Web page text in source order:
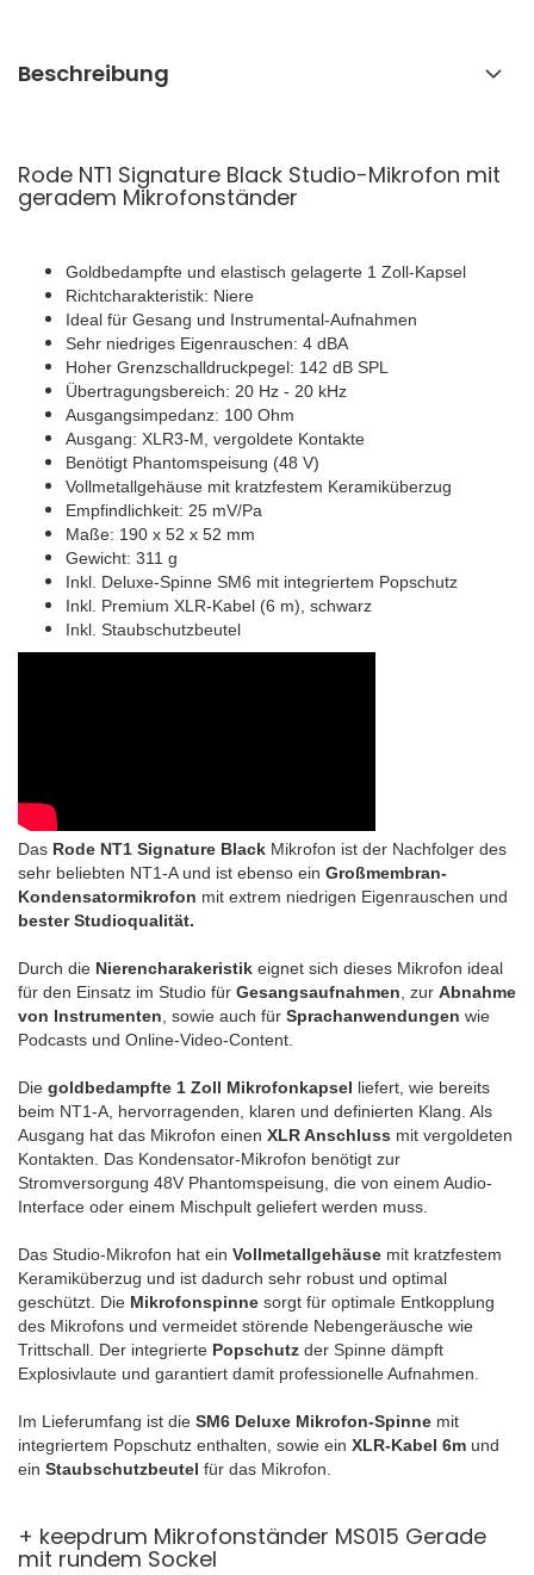
Beschreibung
Rode NT1 Signature Black Studio-Mikrofon mit
geradem Mikrofonständer
Goldbedampfte und elastisch gelagerte 1 Zoll-Kapsel
Richtcharakteristik: Niere
Ideal für Gesang und Instrumental-Aufnahmen
Sehr niedriges Eigenrauschen: 4 dBA
Hoher Grenzschalldruckpegel: 142 dB SPL
Übertragungsbereich: 20 Hz - 20 kHz
Ausgangsimpedanz: 100 Ohm
Ausgang: XLR3-M, vergoldete Kontakte
Benötigt Phantomspeisung (48 V)
Vollmetallgehäuse mit kratzfestem Keramiküberzug
Empfindlichkeit: 25 mV/Pa
Maße: 190 x 52 x 52 mm
Gewicht: 311 g
Inkl. Deluxe-Spinne SM6 mit integriertem Popschutz
Inkl. Premium XLR-Kabel (6 m), schwarz
Inkl. Staubschutzbeutel
Das Rode NT1 Signature Black Mikrofon ist der Nachfolger des
sehr beliebten NT1-A und ist ebenso ein Großmembran-
Kondensatormikrofon mit extrem niedrigen Eigenrauschen und
bester Studioqualität.
Durch die Nierencharakeristik eignet sich dieses Mikrofon ideal
für den Einsatz im Studio für Gesangsaufnahmen , zur Abnahme
von Instrumenten , sowie auch für Sprachanwendungen wie
Podcasts und Online-Video-Content.
Die goldbedampfte 1 Zoll Mikrofonkapsel liefert, wie bereits
beim NT1-A, hervorragenden, klaren und definierten Klang. Als
Ausgang hat das Mikrofon einen XLR Anschluss mit vergoldeten
Kontakten. Das Kondensator-Mikrofon benötigt zur
Stromversorgung 48V Phantomspeisung, die von einem Audio-
Interface oder einem Mischpult geliefert werden muss.
Das Studio-Mikrofon hat ein Vollmetallgehäuse mit kratzfestem
Keramiküberzug und ist dadurch sehr robust und optimal
geschützt. Die Mikrofonspinne sorgt für optimale Entkopplung
des Mikrofons und vermeidet störende Nebengeräusche wie
Trittschall. Der integrierte Popschutz der Spinne dämpft
Explosivlaute und garantiert damit professionelle Aufnahmen.
Im Lieferumfang ist die SM6 Deluxe Mikrofon-Spinne mit
integriertem Popschutz enthalten, sowie ein XLR-Kabel 6m und
ein Staubschutzbeutel für das Mikrofon.
+ keepdrum Mikrofonständer MS015 Gerade
mit rundem Sockel